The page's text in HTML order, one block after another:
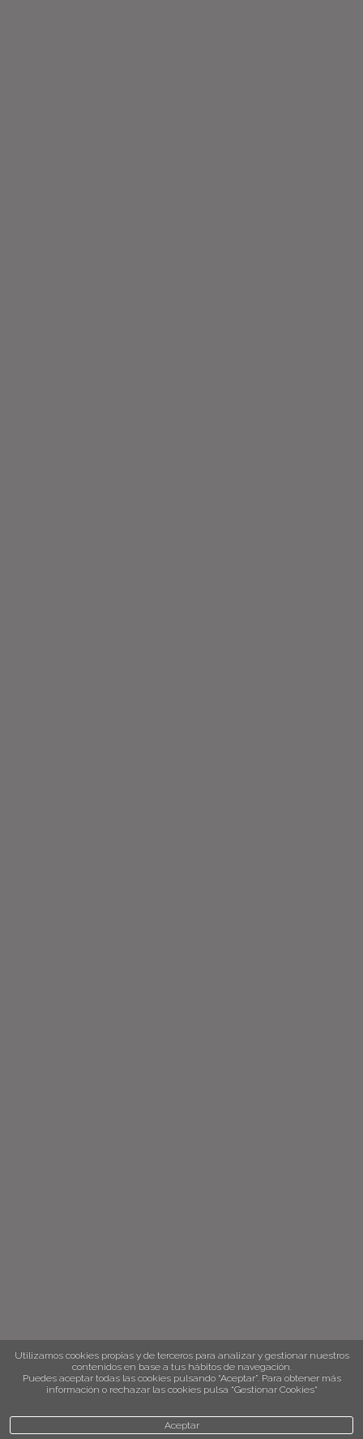
Utilizamos cookies propias y de terceros para analizar y gestionar nuestros
contenidos en base a tus hábitos de navegación.
Puedes aceptar todas las cookies pulsando “Aceptar”. Para obtener más
información o rechazar las cookies pulsa “Gestionar Cookies“
Aceptar